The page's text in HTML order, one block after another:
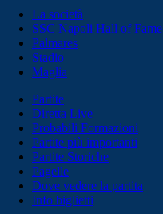
La società
SSC Napoli Hall of Fame
Palmares
Stadio
Maglia
Partite
Diretta Live
Probabili Formazioni
Partite più importanti
Partite Storiche
Pagelle
Dove vedere la partita
Info biglietti